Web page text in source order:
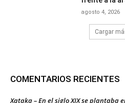
agosto 4, 2026
Cargar
COMENTARIOS RECIENTES
Xataka – En el siglo XIX se plantaba